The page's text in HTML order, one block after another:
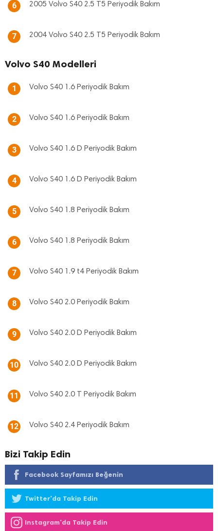
6 2005 Volvo S40 2.5 T5 Periyodik Bakım
7 2004 Volvo S40 2.5 T5 Periyodik Bakım
Volvo S40 Modelleri
1 Volvo S40 1.6 Periyodik Bakım
2 Volvo S40 1.6 Periyodik Bakım
3 Volvo S40 1.6 D Periyodik Bakım
4 Volvo S40 1.6 D Periyodik Bakım
5 Volvo S40 1.8 Periyodik Bakım
6 Volvo S40 1.8 Periyodik Bakım
7 Volvo S40 1.9 t4 Periyodik Bakım
8 Volvo S40 2.0 Periyodik Bakım
9 Volvo S40 2.0 D Periyodik Bakım
10 Volvo S40 2.0 D Periyodik Bakım
11 Volvo S40 2.0 T Periyodik Bakım
12 Volvo S40 2.4 Periyodik Bakım
Bizi Takip Edin
Facebook Sayfamızı Beğenin
Twitter'da Takip Edin
Instagram'da Takip Edin